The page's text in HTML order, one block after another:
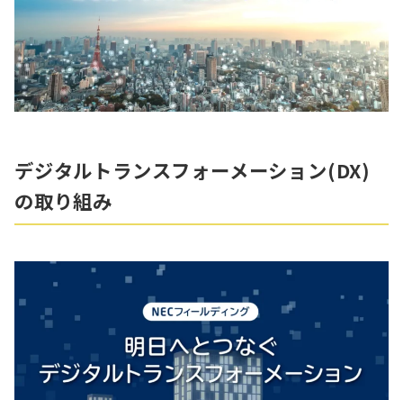
デジタルトランスフォーメーション(DX)
の取り組み